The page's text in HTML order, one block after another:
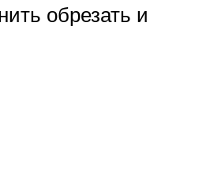
обрезать и